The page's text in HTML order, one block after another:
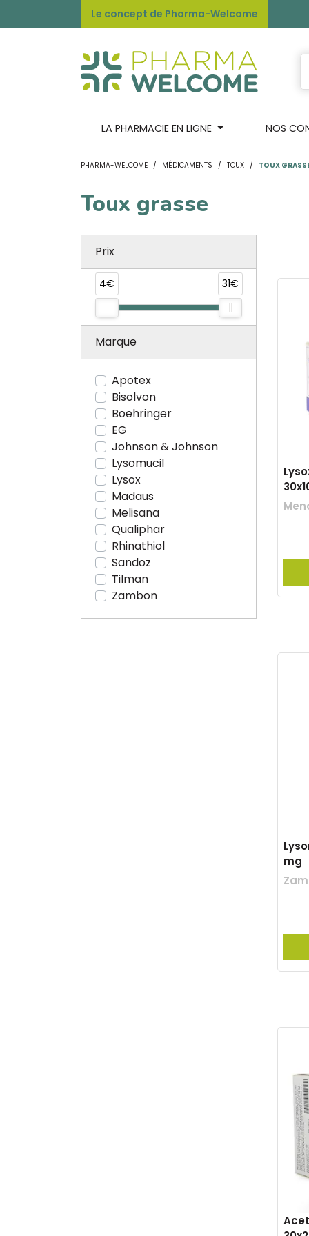
Le concept de Pharma-Welcome
LA PHARMACIE EN LIGNE NOS
PHARMA-WELCOME MÉDICAMENTS TOUX TOUX
Toux grasse
Prix
4€ 31€
Marque
Apotex
Bisolvon
Boehringer
EG
Johnson & Johnson
Lysomucil
Lysox
Madaus
Melisana
Qualiphar
Rhinathiol
Sandoz
Tilman
Zambon
mg